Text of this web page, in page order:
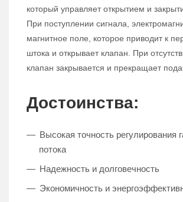
который управляет открытием и
При поступлении сигнала,
магнитное поле, которое приводит к
штока и открывает клапан. При
клапан закрывается и прекращает
Достоинства:
Высокая точность регулирования
потока
Надежность и долговечность
Экономичность и